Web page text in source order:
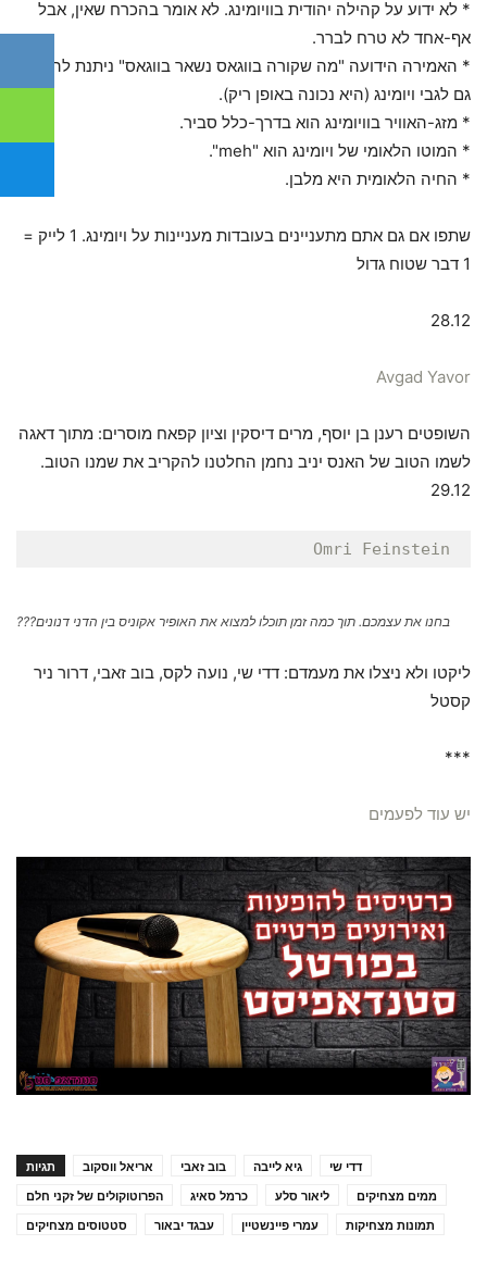
* לא ידוע על קהילה יהודית בוויומינג. לא אומר בהכרח שאין, אבל
אף-אחד לא טרח לברר.
* האמירה הידועה "מה שקורה בווגאס נשאר בווגאס" ניתנת להחלה
גם לגבי ויומינג (היא נכונה באופן ריק).
* מזג-האוויר בוויומינג הוא בדרך-כלל סביר.
* המוטו הלאומי של ויומינג הוא "meh".
* החיה הלאומית היא מלבן.
שתפו אם גם אתם מתעניינים בעובדות מעניינות על ויומינג. 1 לייק =
1 דבר שטוח גדול
28.12
Avgad Yavor
השופטים רענן בן יוסף, מרים דיסקין וציון קפאח מוסרים: מתוך דאגה
לשמו הטוב של האנס יניב נחמן החלטנו להקריב את שמנו הטוב.
29.12
Omri Feinstein
בחנו את עצמכם. תוך כמה זמן תוכלו למצוא את האופיר אקוניס בין הדני דנונים???
ליקטו ולא ניצלו את מעמדם: דדי שי, נועה לקס, בוב זאבי, דרור ניר
קסטל
***
יש עוד לפעמים
תגיות אריאל ווסקוב בוב זאבי גיא לייבה
דדי שי
הפרוטוקולים של זקני חלם
כרמל סאיג ליאור סלע
ממים מצחיקים
סטטוסים מצחיקים
עבגד יבאור עמרי פיינשטיין תמונות מצחיקות